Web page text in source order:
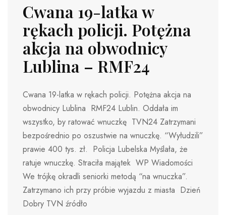
Cwana 19-latka w
rękach policji. Potężna
akcja na obwodnicy
Lublina – RMF24
Cwana 19-latka w rękach policji. Potężna akcja na
obwodnicy Lublina RMF24 Lublin. Oddała im
wszystko, by ratować wnuczkę TVN24 Zatrzymani
bezpośrednio po oszustwie na wnuczkę. “Wyłudzili”
prawie 400 tys. zł. Policja Lubelska Myślała, że
ratuje wnuczkę. Straciła majątek WP Wiadomości
We trójkę okradli seniorki metodą “na wnuczka”.
Zatrzymano ich przy próbie wyjazdu z miasta Dzień
Dobry TVN źródło